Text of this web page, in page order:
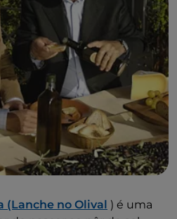
no Olival ) é uma